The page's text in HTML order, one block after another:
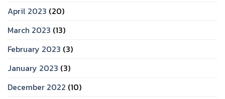
April 2023 (20)
March 2023 (13)
February 2023 (3)
January 2023 (3)
December 2022 (10)